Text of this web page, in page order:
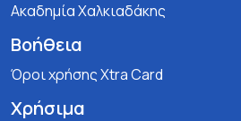
Ακαδημία Χαλκιαδάκης
Βοήθεια
Όροι χρήσης Xtra Card
Χρήσιμα